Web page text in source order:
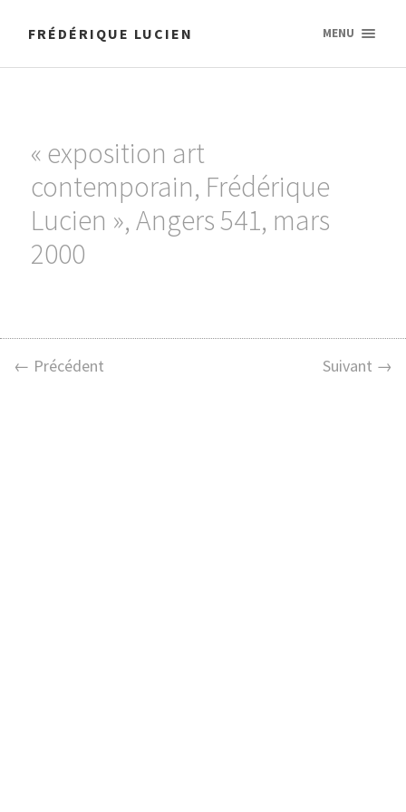
FRÉDÉRIQUE LUCIEN MENU
« exposition art
contemporain, Frédérique
Lucien », Angers 541, mars
2000
← Précédent Suivant →